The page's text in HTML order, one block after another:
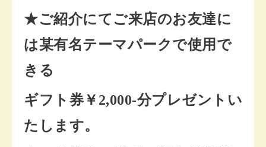
★ご紹介にてご来店のお友達に
は某有名テーマパークで使用で
きる
ギフト券￥2,000-分プレゼントい
たします。